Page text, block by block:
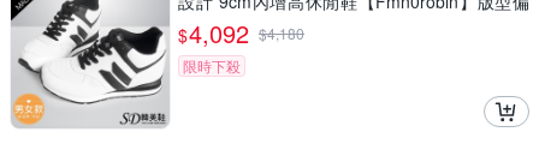
小 / SD韓美鞋
$4,092 $4,180
限時下殺